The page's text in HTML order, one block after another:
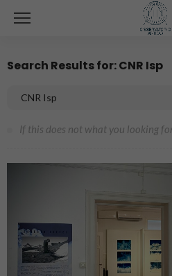
Search Results for: CNR Isp
If this does not what you looking